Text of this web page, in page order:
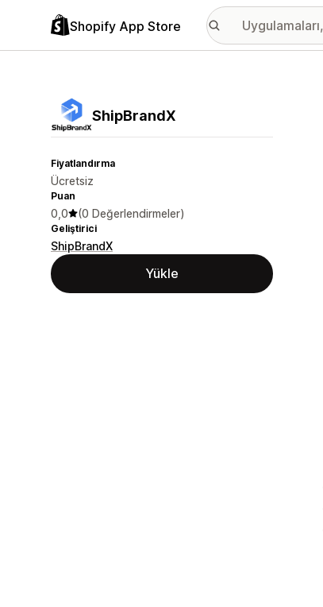
Shopify App Store
ShipBrandX
Fiyatlandırma
Ücretsiz
Puan
0,0 (0 Değerlendirmeler)
Geliştirici
ShipBrandX
Yükle